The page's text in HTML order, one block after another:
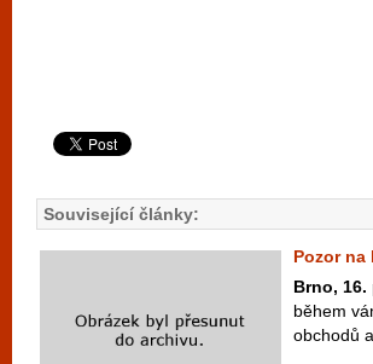
Související články:
Pozor na
Brno, 16.
během
obchodů